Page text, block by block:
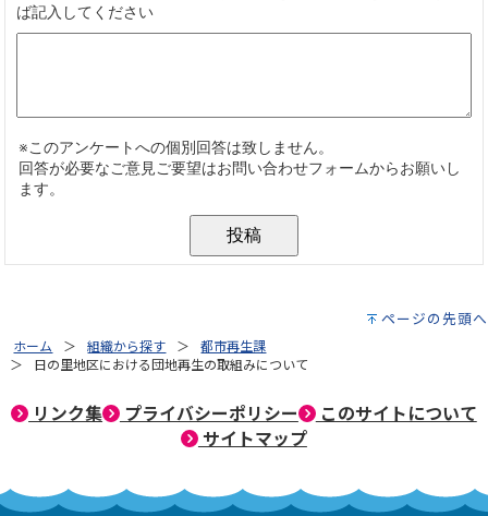
ページの先頭へ
ホーム 組織から探す
都市再生課
日の里地区における団地再生の取組みについて
リンク集 プライバシーポリシー
このサイトについて
サイトマップ